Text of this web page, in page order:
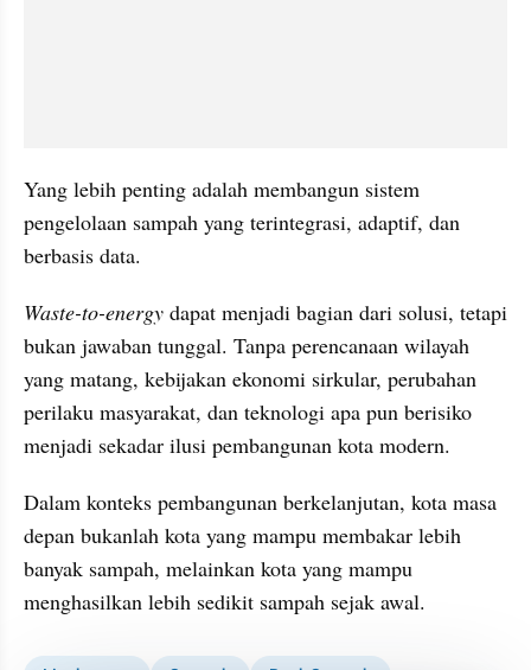
Yang lebih penting adalah membangun sistem
pengelolaan sampah yang terintegrasi, adaptif, dan
berbasis data.
Waste-to-energy dapat menjadi bagian dari solusi, tetapi
bukan jawaban tunggal. Tanpa perencanaan wilayah
yang matang, kebijakan ekonomi sirkular, perubahan
perilaku masyarakat, dan teknologi apa pun berisiko
menjadi sekadar ilusi pembangunan kota modern.
Dalam konteks pembangunan berkelanjutan, kota masa
depan bukanlah kota yang mampu membakar lebih
banyak sampah, melainkan kota yang mampu
menghasilkan lebih sedikit sampah sejak awal.